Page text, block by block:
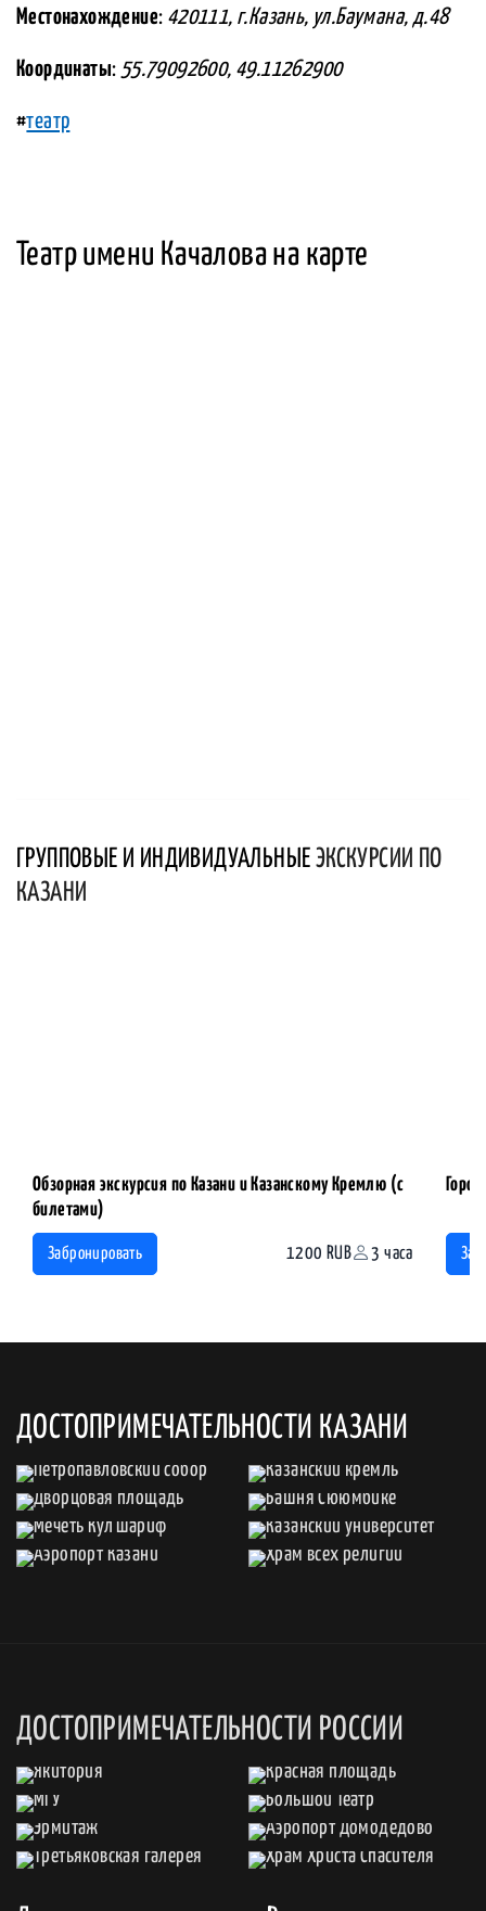
Местонахождение: 420111, г.Казань, ул.Баумана, д.48
Координаты: 55.79092600, 49.11262900
#театр
Театр имени Качалова на карте
ГРУППОВЫЕ И ИНДИВИДУАЛЬНЫЕ ЭКСКУРСИИ ПО
КАЗАНИ
Обзорная экскурсия по Казани и Казанскому Кремлю (с
билетами)
Забронировать 1200 RUB 3 часа
ДОСТОПРИМЕЧАТЕЛЬНОСТИ КАЗАНИ
ДОСТОПРИМЕЧАТЕЛЬНОСТИ РОССИИ